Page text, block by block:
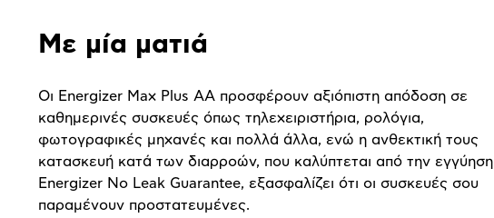
Με μία ματιά
Οι Energizer Max Plus AA προσφέρουν αξιόπιστη απόδοση σε
καθημερινές συσκευές όπως τηλεχειριστήρια, ρολόγια,
φωτογραφικές μηχανές και πολλά άλλα, ενώ η ανθεκτική τους
κατασκευή κατά των διαρροών, που καλύπτεται από την εγγύηση
Energizer No Leak Guarantee, εξασφαλίζει ότι οι συσκευές σου
παραμένουν προστατευμένες.